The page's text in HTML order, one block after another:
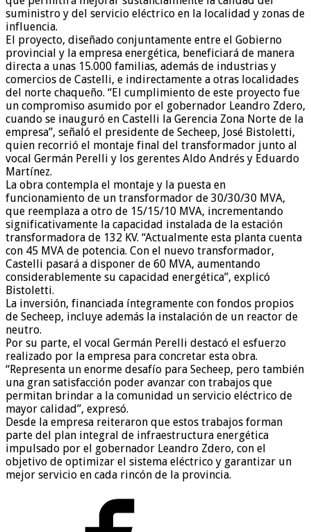
suministro y del servicio eléctrico en la localidad y zonas de
influencia.
El proyecto, diseñado conjuntamente entre el Gobierno
provincial y la empresa energética, beneficiará de manera
directa a unas 15.000 familias, además de industrias y
comercios de Castelli, e indirectamente a otras localidades
del norte chaqueño. “El cumplimiento de este proyecto fue
un compromiso asumido por el gobernador Leandro Zdero,
cuando se inauguró en Castelli la Gerencia Zona Norte de la
empresa”, señaló el presidente de Secheep, José Bistoletti,
quien recorrió el montaje final del transformador junto al
vocal Germán Perelli y los gerentes Aldo Andrés y Eduardo
Martínez.
La obra contempla el montaje y la puesta en
funcionamiento de un transformador de 30/30/30 MVA,
que reemplaza a otro de 15/15/10 MVA, incrementando
significativamente la capacidad instalada de la estación
transformadora de 132 KV. “Actualmente esta planta cuenta
con 45 MVA de potencia. Con el nuevo transformador,
Castelli pasará a disponer de 60 MVA, aumentando
considerablemente su capacidad energética”, explicó
Bistoletti.
La inversión, financiada íntegramente con fondos propios
de Secheep, incluye además la instalación de un reactor de
neutro.
Por su parte, el vocal Germán Perelli destacó el esfuerzo
realizado por la empresa para concretar esta obra.
“Representa un enorme desafío para Secheep, pero también
una gran satisfacción poder avanzar con trabajos que
permitan brindar a la comunidad un servicio eléctrico de
mayor calidad”, expresó.
Desde la empresa reiteraron que estos trabajos forman
parte del plan integral de infraestructura energética
impulsado por el gobernador Leandro Zdero, con el
objetivo de optimizar el sistema eléctrico y garantizar un
mejor servicio en cada rincón de la provincia.